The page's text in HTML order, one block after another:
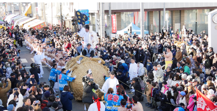
で
す。
ば
し
て
本
文
へ